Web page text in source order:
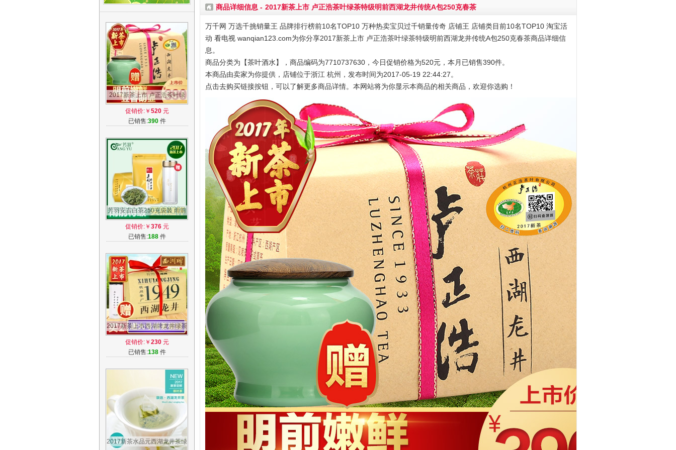
2017新茶上市 卢正浩茶叶绿
茶特级明前西湖龙井传统A包
250克春茶
促销价:￥ 520元
已销售:390件
芳羽安吉白茶250克袋装 雨前
特级 绿茶春茶 2017年新茶叶
原产地
促销价:￥ 376元
已销售:188件
2017新茶上市西湖牌龙井绿茶
百年老茶树西湖龙井茶叶经典
纸包春茶
促销价:￥ 230元
已销售:138件
2017新茶水品元西湖龙井茶绿
商品详细信息 - 2017新茶上市 卢正浩茶叶绿茶特级明前西湖龙井传统A包250克春茶
万千网 万选千挑销量王 品牌排行榜前10名TOP10 万种热卖宝贝过千销量传奇 店铺王 店铺类目前10名TOP10 淘宝活
动 看电视 wanqian123.com为你分享2017新茶上市 卢正浩茶叶绿茶特级明前西湖龙井传统A包250克春茶商品详细信
息。
商品分类为【茶叶酒水】，商品编码为7710737630，今日促销价格为520元，本月已销售390件。
本商品由卖家为你提供，店铺位于浙江 杭州，发布时间为2017-05-19 22:44:27。
点击去购买链接按钮，可以了解更多商品详情。本网站将为你显示本商品的相关商品，欢迎你选购！